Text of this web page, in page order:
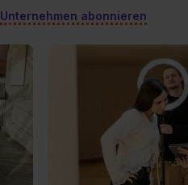
Unternehmen abonnieren